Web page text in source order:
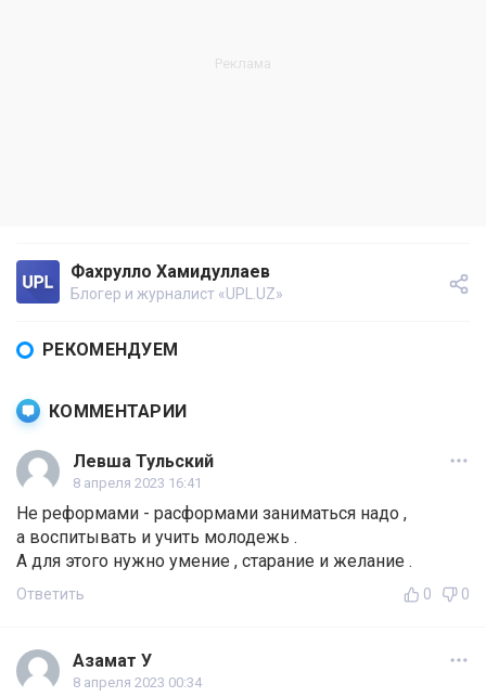
Фахрулло Хамидуллаев
Блогер и журналист «UPL.UZ»
РЕКОМЕНДУЕМ
КОММЕНТАРИИ
Левша Тульский
8 апреля 2023 16:41
Не реформами - расформами заниматься надо ,
а воспитывать и учить молодежь .
А для этого нужно умение , старание и желание .
Ответить 0 0
Азамат У
8 апреля 2023 00:34